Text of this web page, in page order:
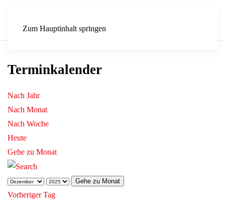
Zum Hauptinhalt springen
Terminkalender
Nach Jahr
Nach Monat
Nach Woche
Heute
Gehe zu Monat
Gehe zu Monat
Vorheriger Tag